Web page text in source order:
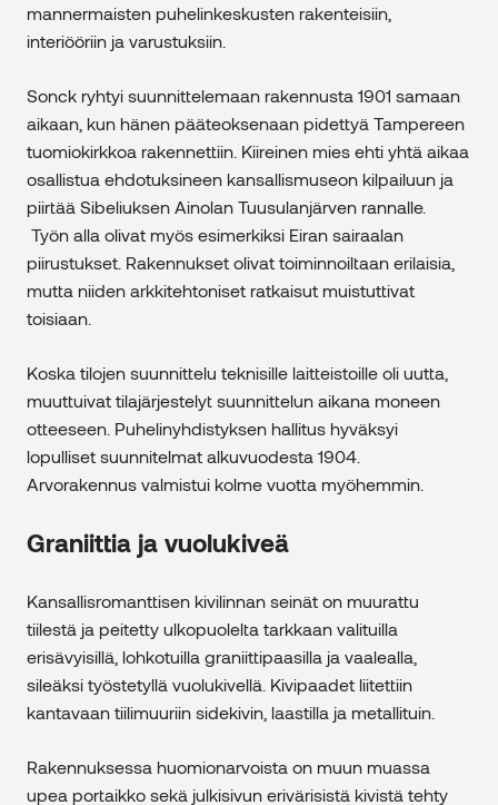
mannermaisten puhelinkeskusten rakenteisiin,
interiööriin ja varustuksiin.
Sonck ryhtyi suunnittelemaan rakennusta 1901 samaan
aikaan, kun hänen pääteoksenaan pidettyä Tampereen
tuomiokirkkoa rakennettiin. Kiireinen mies ehti yhtä aikaa
osallistua ehdotuksineen kansallismuseon kilpailuun ja
piirtää Sibeliuksen Ainolan Tuusulanjärven rannalle.
Työn alla olivat myös esimerkiksi Eiran sairaalan
piirustukset. Rakennukset olivat toiminnoiltaan erilaisia,
mutta niiden arkkitehtoniset ratkaisut muistuttivat
toisiaan.
Koska tilojen suunnittelu teknisille laitteistoille oli uutta,
muuttuivat tilajärjestelyt suunnittelun aikana moneen
otteeseen. Puhelinyhdistyksen hallitus hyväksyi
lopulliset suunnitelmat alkuvuodesta 1904.
Arvorakennus valmistui kolme vuotta myöhemmin.
Graniittia ja vuolukiveä
Kansallisromanttisen kivilinnan seinät on muurattu
tiilestä ja peitetty ulkopuolelta tarkkaan valituilla
erisävyisillä, lohkotuilla graniittipaasilla ja vaalealla,
sileäksi työstetyllä vuolukivellä. Kivipaadet liitettiin
kantavaan tiilimuuriin sidekivin, laastilla ja metallituin.
Rakennuksessa huomionarvoista on muun muassa
upea portaikko sekä julkisivun erivärisistä kivistä tehty